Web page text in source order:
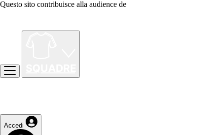
Questo sito contribuisce alla audience de
Accedi